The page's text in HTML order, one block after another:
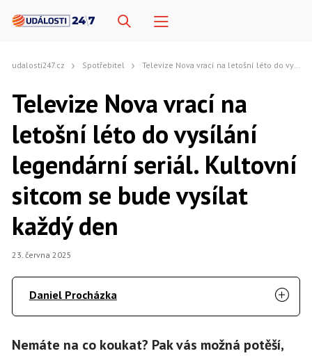
udalosti247.cz Spotřebitel Televize Nova vrací na letošní léto do vysílání legendární seriál. Kultovní sitcom se bude vysílat každý den
Televize Nova vrací na
letošní léto do vysílání
legendární seriál. Kultovní
sitcom se bude vysílat
každý den
23. června 2025
Daniel Procházka
Nemáte na co koukat? Pak vás možná potěší,